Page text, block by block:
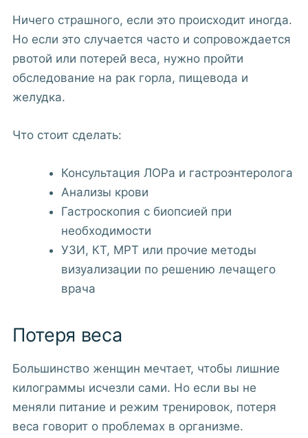
Ничего страшного, если это происходит иногда.
Но если это случается часто и сопровождается
рвотой или потерей веса, нужно пройти
обследование на рак горла, пищевода и
желудка.
Что стоит сделать:
Консультация ЛОРа и гастроэнтеролога
Анализы крови
Гастроскопия с биопсией при
необходимости
УЗИ, КТ, МРТ или прочие методы
визуализации по решению лечащего
врача
Потеря веса
Большинство женщин мечтает, чтобы лишние
килограммы исчезли сами. Но если вы не
меняли питание и режим тренировок, потеря
веса говорит о проблемах в организме.